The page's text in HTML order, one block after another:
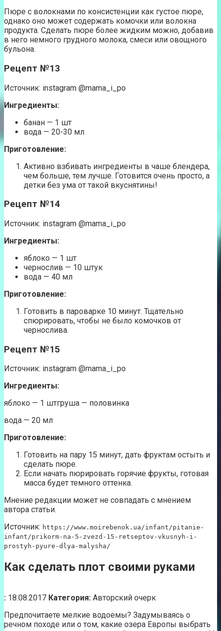
Пюре с волокнами по консистенции как густое пюре,
однако оно может содержать комочки или волокна
продукта. Сделать пюре более жидким можно, добавив
в него немного грудного молока, смеси или овощного
бульона.
Рецепт №13
Источник: instagram @mama_i_po
Ингредиенты:
банан — 1 шт
вода — 20-30 мл
Приготовление:
Активно взбивать ингредиенты в чаше блендера,
чем больше, тем лучше. Готовится очень просто, а
детки без ума от такой вкуснятины!
Рецепт №14
Источник: instagram @mama_i_po
Ингредиенты:
яблоко — 1 шт
чернослив — 10 штук
вода — 40 мл
Приготовление:
Готовить в пароварке 10 минут. Тщательно
спюрировать, чтобы не было комочков от
чернослива.
Рецепт №15
Источник: instagram @mama_i_po
Ингредиенты:
яблоко — 1 штгруша — половинка
вода — 20 мл
Приготовление:
Готовить на пару 15 минут, дать фруктам остыть и
сделать пюре.
Если начать пюрировать горячие фрукты, готовая
масса будет темного оттенка.
Мнение редакции может не совпадать с мнением
автора статьи.
Источник: https://www.moirebenok.ua/infant/pitanie-
infant/prikorm-na-5-zvezd-15-retseptov-vkusnyh-i-
prostyh-pyure-dlya-malysha/
Как сделать плот своими руками
: 18.08.2017 Категория: Авторский очерк
Предпочитаете мелкие водоемы? Задумываясь о
речном походе или о том, какие озера Европы выбрать